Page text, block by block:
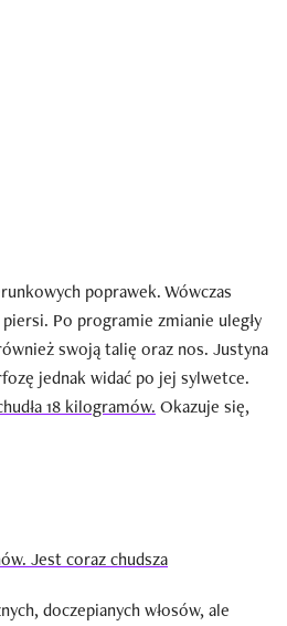
poprawek. Wówczas
Po programie zmianie uległy
swoją talię oraz nos. Justyna
jednak widać po jej sylwetce.
18 kilogramów. Okazuje się,
Jest coraz chudsza
doczepianych włosów, ale